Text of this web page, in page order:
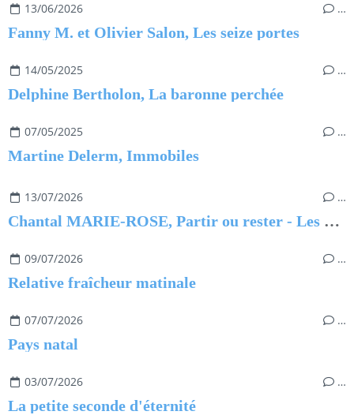
13/06/2026 …
Fanny M. et Olivier Salon, Les seize portes
14/05/2025 …
Delphine Bertholon, La baronne perchée
07/05/2025 …
Martine Delerm, Immobiles
13/07/2026 …
Chantal MARIE-ROSE, Partir ou rester - Les clés pour évoluer professionnellement sans regret
09/07/2026 …
Relative fraîcheur matinale
07/07/2026 …
Pays natal
03/07/2026 …
La petite seconde d'éternité